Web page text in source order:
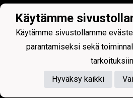
Toholammin Urheilijat ry
Powered by
Käytämme
Käytämme sivustollamme
parantamiseksi sekä
Hyväksy kaikki